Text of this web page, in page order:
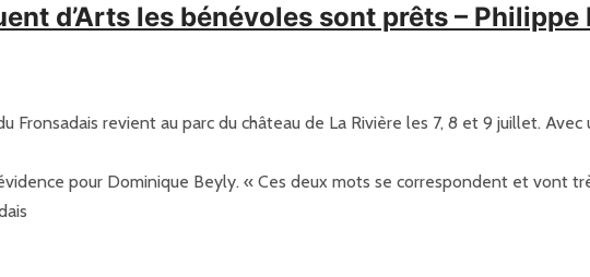
d’Arts les bénévoles sont prêts – Philippe
Fronsadais revient au parc du château de La Rivière les 7, 8 et 9 juillet.
pour Dominique Beyly. « Ces deux mots se correspondent et vont